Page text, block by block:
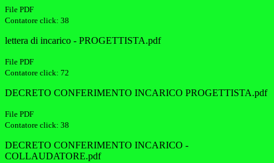
File PDF
Contatore click: 38
lettera di incarico - PROGETTISTA.pdf
File PDF
Contatore click: 72
DECRETO CONFERIMENTO INCARICO PROGETTISTA.pdf
File PDF
Contatore click: 38
DECRETO CONFERIMENTO INCARICO -
COLLAUDATORE.pdf